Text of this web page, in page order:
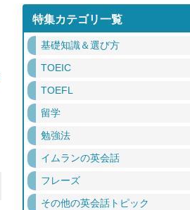
特集カテゴリ一覧
基礎知識＆選び方
TOEIC
TOEFL
留学
勉強法
イムランの英会話
フレーズ
その他の英会話トピック